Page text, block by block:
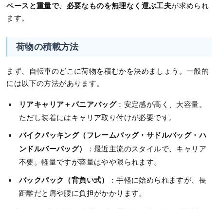
ペースと重量で、必要なものを無理なく運ぶ工夫が求められ
ます。
荷物の積載方法
まず、自転車のどこに荷物を積むかを決めましょう。一般的
には以下の方法があります。
リアキャリア＋パニアバッグ：安定感が高く、大容量。
ただし装着にはキャリア取り付けが必要です。
バイクパッキング（フレームバッグ・サドルバッグ・ハ
ンドルバーバッグ）
：最近主流のスタイルで、キャリア
不要。軽量ですが容量はやや限られます。
バックパック（背負い式）
：手軽に始められますが、長
距離だと肩や腰に負担がかかります。